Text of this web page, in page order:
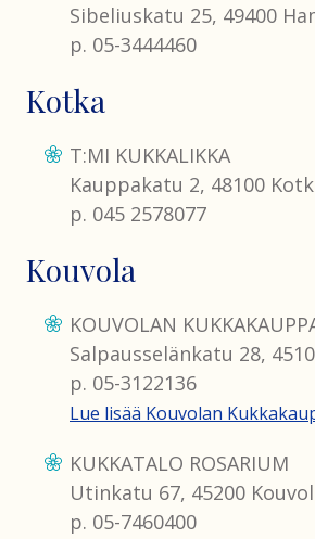
Sibeliuskatu 25, 49400
p. 05-3444460
Kotka
T:MI KUKKALIKKA
Kauppakatu 2, 48100
p. 045 2578077
Kouvola
KOUVOLAN
Salpausselänkatu 28,
p. 05-3122136
Lue lisää Kouvolan
KUKKATALO ROSARIUM
Utinkatu 67, 45200
p. 05-7460400